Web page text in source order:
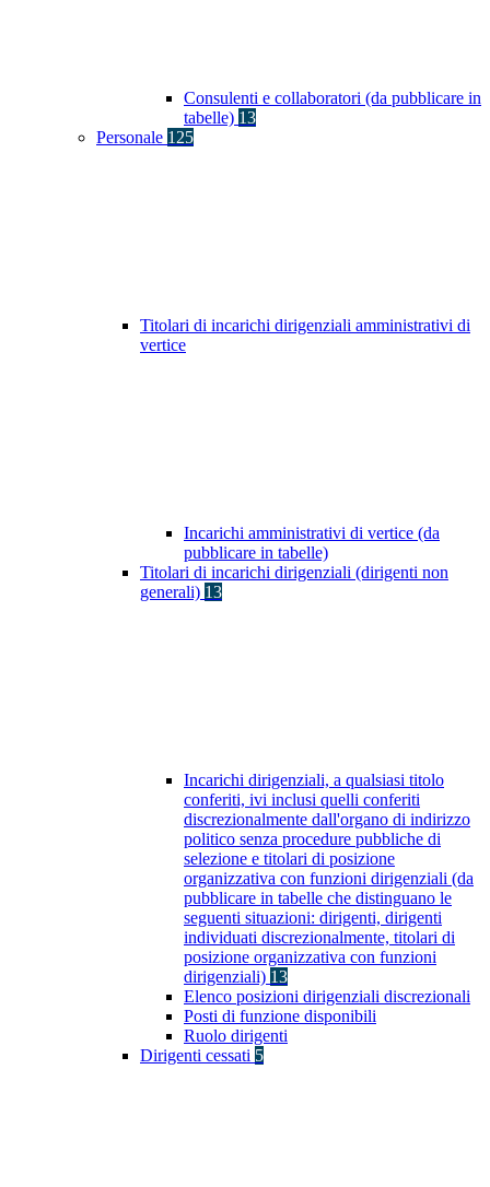
Consulenti e collaboratori (da pubblicare in
tabelle) 13
Personale 125
Titolari di incarichi dirigenziali amministrativi di
vertice
Incarichi amministrativi di vertice (da
pubblicare in tabelle)
Titolari di incarichi dirigenziali (dirigenti non
generali) 13
Incarichi dirigenziali, a qualsiasi titolo
conferiti, ivi inclusi quelli conferiti
discrezionalmente dall'organo di indirizzo
politico senza procedure pubbliche di
selezione e titolari di posizione
organizzativa con funzioni dirigenziali (da
pubblicare in tabelle che distinguano le
seguenti situazioni: dirigenti, dirigenti
individuati discrezionalmente, titolari di
posizione organizzativa con funzioni
dirigenziali) 13
Elenco posizioni dirigenziali discrezionali
Posti di funzione disponibili
Ruolo dirigenti
Dirigenti cessati 5